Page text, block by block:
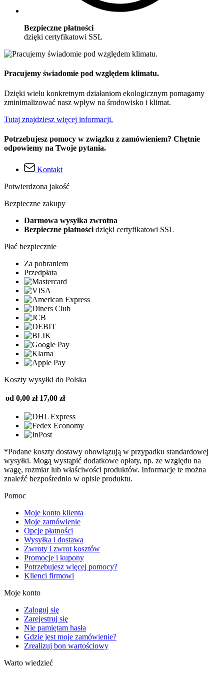
Bezpieczne płatności
dzięki certyfikatowi SSL
Pracujemy świadomie pod względem klimatu.
Dzięki wielu konkretnym działaniom ekologicznym pomagamy
zminimalizować nasz wpływ na środowisko i klimat.
Tutaj znajdziesz więcej informacji.
Potrzebujesz pomocy w związku z zamówieniem? Chętnie
odpowiemy na Twoje pytania.
Kontakt
Potwierdzona jakość
Bezpieczne zakupy
Darmowa wysyłka zwrotna
Bezpieczne płatności dzięki certyfikatowi SSL
Płać bezpiecznie
Za pobraniem
Przedpłata
Koszty wysyłki do Polska
od 0,00 zł 17,00 zł
*Podane koszty dostawy obowiązują w przypadku standardowej
wysyłki. Mogą wystąpić dodatkowe opłaty, np. ze względu na
wagę, rozmiar lub właściwości produktów. Informacje te można
znaleźć bezpośrednio w opisie produktu.
Pomoc
Moje konto klienta
Moje zamówienie
Opcje płatności
Wysyłka i dostawa
Zwroty i zwrot kosztów
Promocje i kupony
Potrzebujesz więcej pomocy?
Klienci firmowi
Moje konto
Zaloguj się
Zarejestruj się
Nie pamiętam hasła
Gdzie jest moje zamówienie?
Zrealizuj bon wartościowy
Warto wiedzieć